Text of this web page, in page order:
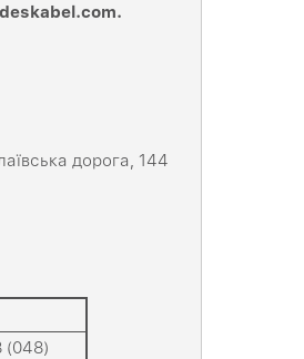
.com.
дорога, 144
(048)